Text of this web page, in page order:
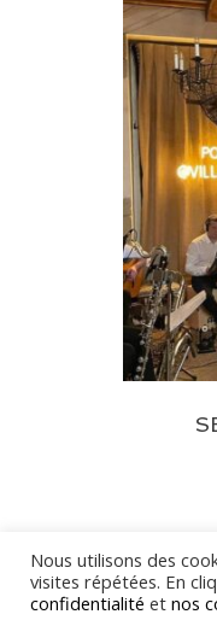
Nous utilisons des
visites répétées. En
confidentialité et nos